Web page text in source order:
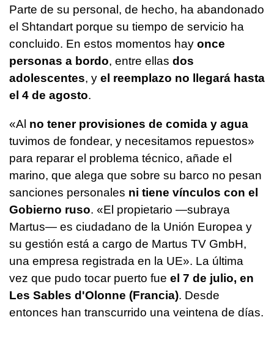
Parte de su personal, de hecho, ha abandonado
el Shtandart porque su tiempo de servicio ha
concluido. En estos momentos hay once
personas a bordo, entre ellas dos
adolescentes, y el reemplazo no llegará hasta
el 4 de agosto.
«Al no tener provisiones de comida y agua
tuvimos de fondear, y necesitamos repuestos»
para reparar el problema técnico, añade el
marino, que alega que sobre su barco no pesan
sanciones personales ni tiene vínculos con el
Gobierno ruso. «El propietario —subraya
Martus— es ciudadano de la Unión Europea y
su gestión está a cargo de Martus TV GmbH,
una empresa registrada en la UE». La última
vez que pudo tocar puerto fue el 7 de julio, en
Les Sables d'Olonne (Francia). Desde
entonces han transcurrido una veintena de días.